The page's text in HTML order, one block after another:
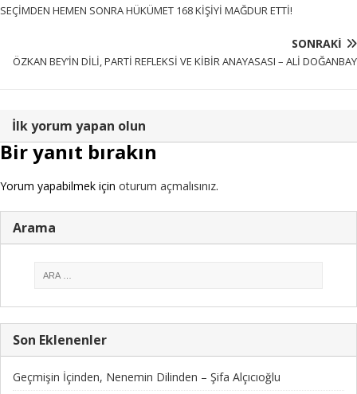
SEÇİMDEN HEMEN SONRA HÜKÜMET 168 KİŞİYİ MAĞDUR ETTİ!
SONRAKI
ÖZKAN BEY’İN DİLİ, PARTİ REFLEKSİ VE KİBİR ANAYASASI – ALİ DOĞANBAY
İlk yorum yapan olun
Bir yanıt bırakın
Yorum yapabilmek için oturum açmalısınız.
Arama
Son Eklenenler
Geçmişin İçinden, Nenemin Dilinden – Şifa Alçıcıoğlu